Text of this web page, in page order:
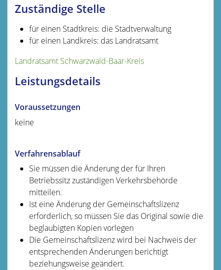
Zuständige Stelle
für einen Stadtkreis: die Stadtverwaltung
für einen Landkreis: das Landratsamt
Landratsamt Schwarzwald-Baar-Kreis
Leistungsdetails
Voraussetzungen
keine
Verfahrensablauf
Sie müssen die Änderung der für Ihren
Betriebssitz zuständigen Verkehrsbehörde
mitteilen.
Ist eine Änderung der Gemeinschaftslizenz
erforderlich, so müssen Sie das Original sowie die
beglaubigten Kopien vorlegen
Die Gemeinschaftslizenz wird bei Nachweis der
entsprechenden Änderungen berichtigt
beziehungsweise geändert.